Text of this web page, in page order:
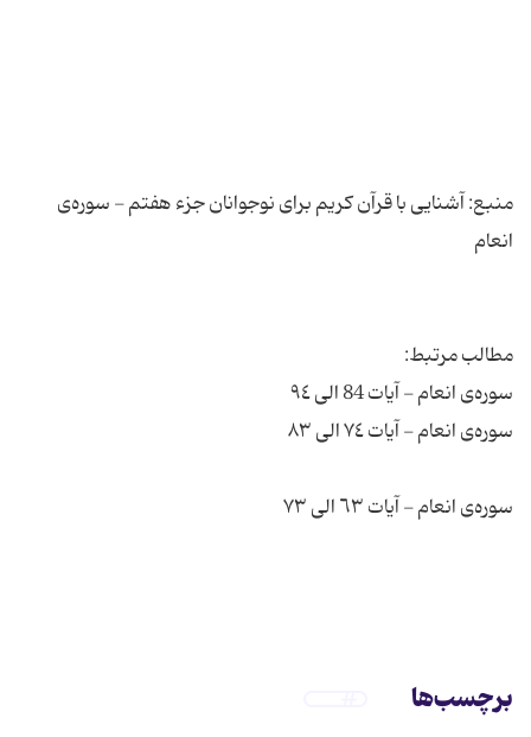
منبع: آشنایی با قرآن کریم برای نوجوانان جزء هفتم - سوره‌ی
برچسب‌ها